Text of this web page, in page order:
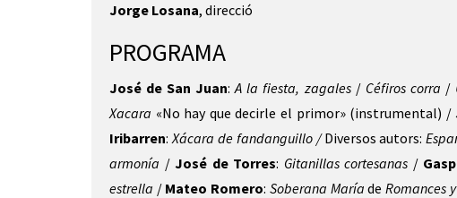
Jorge Losana, direcció
PROGRAMA
José de San Juan:A la fiesta, zagales/ Céfiros corra /
Xacara «No hay que decirle el primor» (instrumental) /
Iribarren:Xácara de fandanguillo /Diversos autors:
armonía /José de Torres: Gitanillas cortesanas /
estrella / Mateo Romero: Soberana María de Romances